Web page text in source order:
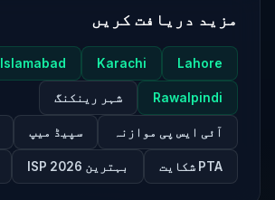
مزید دریافت کریں
Lahore
Karachi
Islamabad
Rawalpindi شہر رینکنگ
آئی ایس پی موازنہ سپیڈ میپ
PTA شکایت بہترین ISP 2026